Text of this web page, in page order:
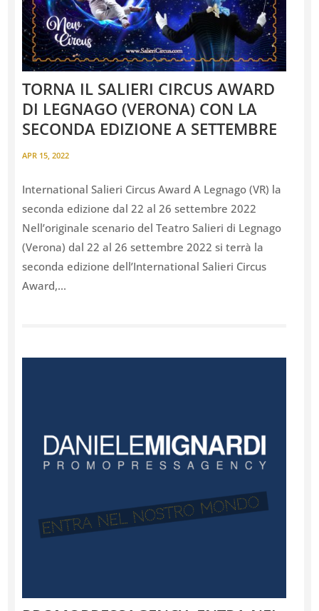
TORNA IL SALIERI CIRCUS AWARD
DI LEGNAGO (VERONA) CON LA
SECONDA EDIZIONE A SETTEMBRE
APR 15, 2022
International Salieri Circus Award A Legnago (VR) la
seconda edizione dal 22 al 26 settembre 2022
Nell’originale scenario del Teatro Salieri di Legnago
(Verona) dal 22 al 26 settembre 2022 si terrà la
seconda edizione dell’International Salieri Circus
Award,...